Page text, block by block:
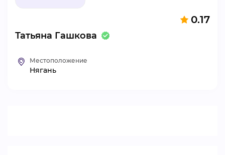
БАЗА ЗНАНИЙ
0.17
Татьяна Гашкова
Местоположение
Нягань